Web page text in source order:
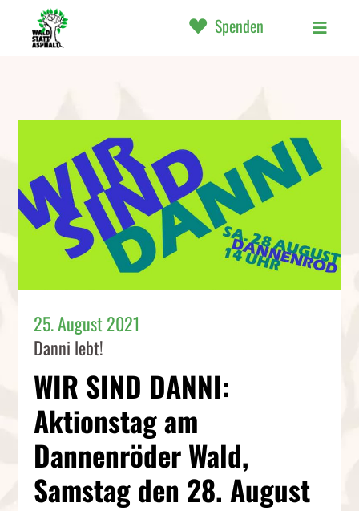
Spenden
25. August 2021
Danni lebt!
WIR SIND DANNI:
Aktionstag am
Dannenröder Wald,
Samstag den 28. August